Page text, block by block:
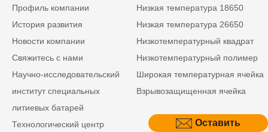
Оставить
Профиль компании
История развития
Новости компании
Свяжитесь с нами
Научно-исследовательский
институт специальных
литиевых батарей
Технологический центр
Низкая температура 18650
Низкая температура 26650
Низкотемпературный квадрат
Низкотемпературный полимер
Широкая температурная ячейка
Взрывозащищенная ячейка